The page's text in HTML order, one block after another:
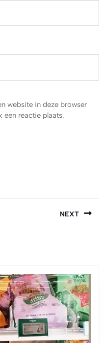
website in deze browser
een reactie plaats.
NEXT